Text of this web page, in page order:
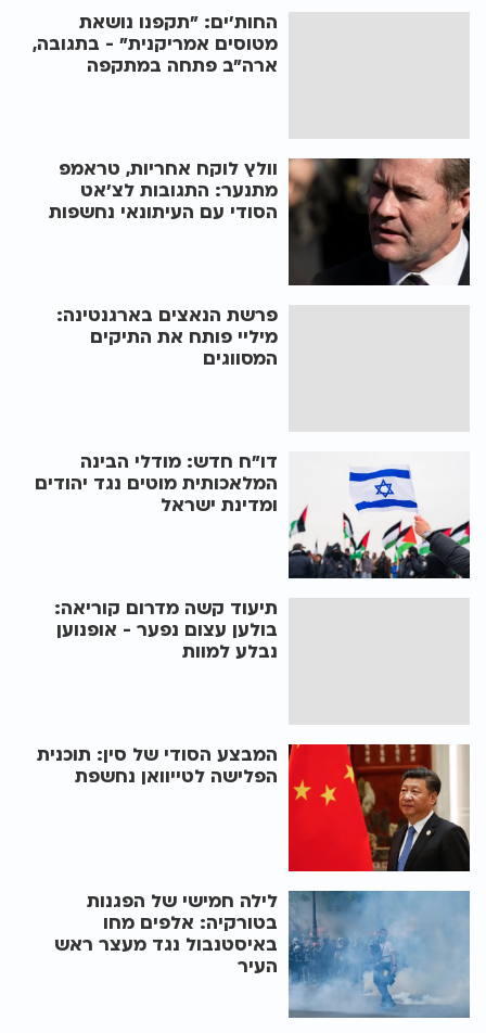
החות'ים: "תקפנו נושאת
מטוסים אמריקנית" - בתגובה,
ארה"ב פתחה במתקפה
וולץ לוקח אחריות, טראמפ
מתנער: התגובות לצ'אט
הסודי עם העיתונאי נחשפות
פרשת הנאצים בארגנטינה:
מיליי פותח את התיקים
המסווגים
דו"ח חדש: מודלי הבינה
המלאכותית מוטים נגד יהודים
ומדינת ישראל
תיעוד קשה מדרום קוריאה:
בולען עצום נפער - אופנוען
נבלע למוות
המבצע הסודי של סין: תוכנית
הפלישה לטייוואן נחשפת
לילה חמישי של הפגנות
בטורקיה: אלפים מחו
באיסטנבול נגד מעצר ראש
העיר